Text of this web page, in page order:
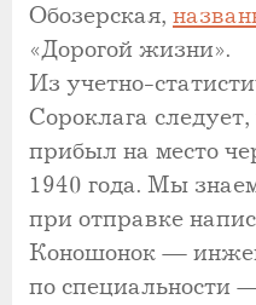
Обозерская,
«Дорогой жизни».
Из учетно-
Сороклага
прибыл на место
1940 года. Мы
при отправке
Коношонок —
по специальности